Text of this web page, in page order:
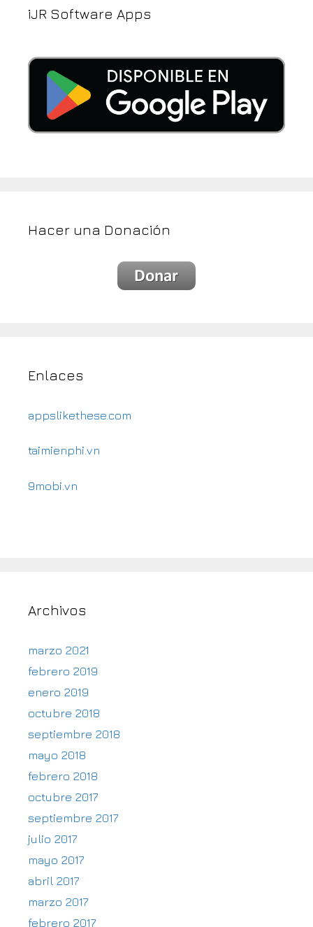
iJR Software Apps
Hacer una Donación
Enlaces
appslikethese.com
taimienphi.vn
9mobi.vn
Archivos
marzo 2021
febrero 2019
enero 2019
octubre 2018
septiembre 2018
mayo 2018
febrero 2018
octubre 2017
septiembre 2017
julio 2017
mayo 2017
abril 2017
marzo 2017
febrero 2017